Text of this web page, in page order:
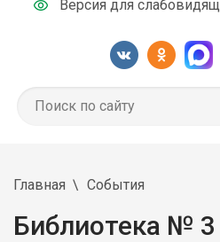
Версия для
Главная События
Библиотека № 3